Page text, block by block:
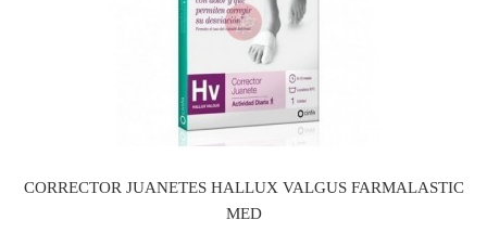
CORRECTOR JUANETES HALLUX VALGUS FARMALASTIC
MED